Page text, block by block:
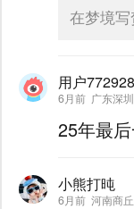
在梦境
用户
6月前 广东深圳
25年最
小熊打旽
6月前 河南商丘